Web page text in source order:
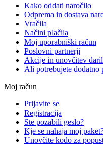
Kako oddati naročilo
Odprema in dostava
Vračila
Načini plačila
Moj uporabniški račun
Poslovni partnerji
Akcije in unovčitev
Ali potrebujete dodatno
Moj račun
Prijavite se
Registracija
Ste pozabili geslo?
Kje se nahaja moj
Unovčite kodo za